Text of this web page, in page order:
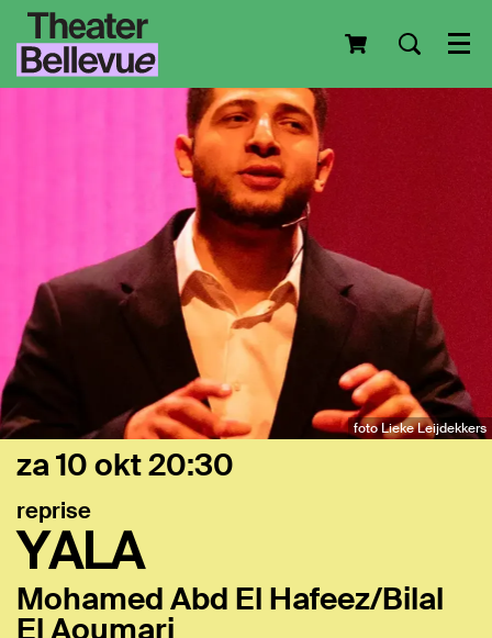
foto Lieke Leijdekkers
YALA
Mohamed Abd El Hafeez/Bilal
El Aoumari
reprise
za 10 okt20:30